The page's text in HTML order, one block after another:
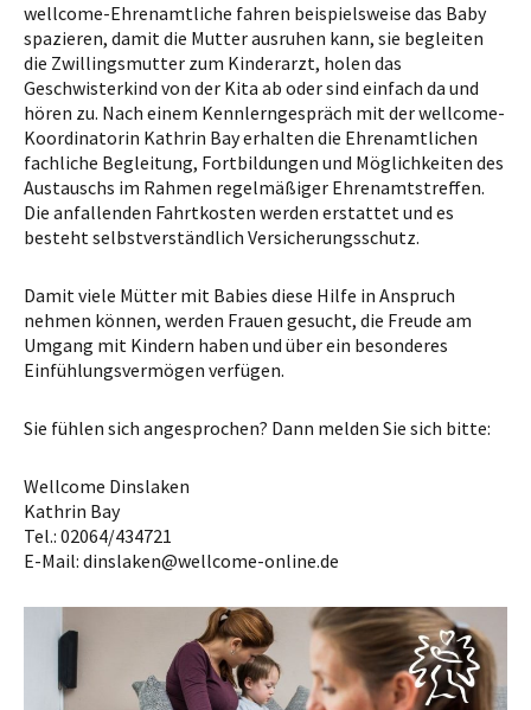
wellcome-Ehrenamtliche fahren beispielsweise das Baby
spazieren, damit die Mutter ausruhen kann, sie begleiten
die Zwillingsmutter zum Kinderarzt, holen das
Geschwisterkind von der Kita ab oder sind einfach da und
hören zu. Nach einem Kennlerngespräch mit der wellcome-
Koordinatorin Kathrin Bay erhalten die Ehrenamtlichen
fachliche Begleitung, Fortbildungen und Möglichkeiten des
Austauschs im Rahmen regelmäßiger Ehrenamtstreffen.
Die anfallenden Fahrtkosten werden erstattet und es
besteht selbstverständlich Versicherungsschutz.
Damit viele Mütter mit Babies diese Hilfe in Anspruch
nehmen können, werden Frauen gesucht, die Freude am
Umgang mit Kindern haben und über ein besonderes
Einfühlungsvermögen verfügen.
Sie fühlen sich angesprochen? Dann melden Sie sich bitte:
Wellcome Dinslaken
Kathrin Bay
Tel.: 02064/434721
E-Mail: dinslaken@wellcome-online.de